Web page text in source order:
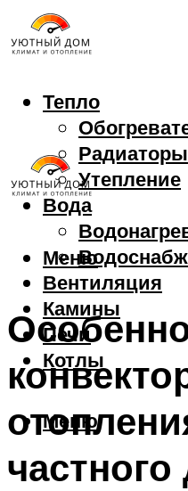
Тепло
Радиаторы
Утепление
Вода
Вентиляция
Камины
Печи
Котлы
Меню
Меню